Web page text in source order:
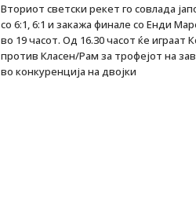
Вториот светски рекет го совлада
со 6:1, 6:1 и закажа финале со Енди
во 19 часот. Од 16.30 часот ќе играат
против Класен/Рам за трофејот на
во конкуренција на двојки
Уште двајца починаа од
во главниот град на
завиткан како